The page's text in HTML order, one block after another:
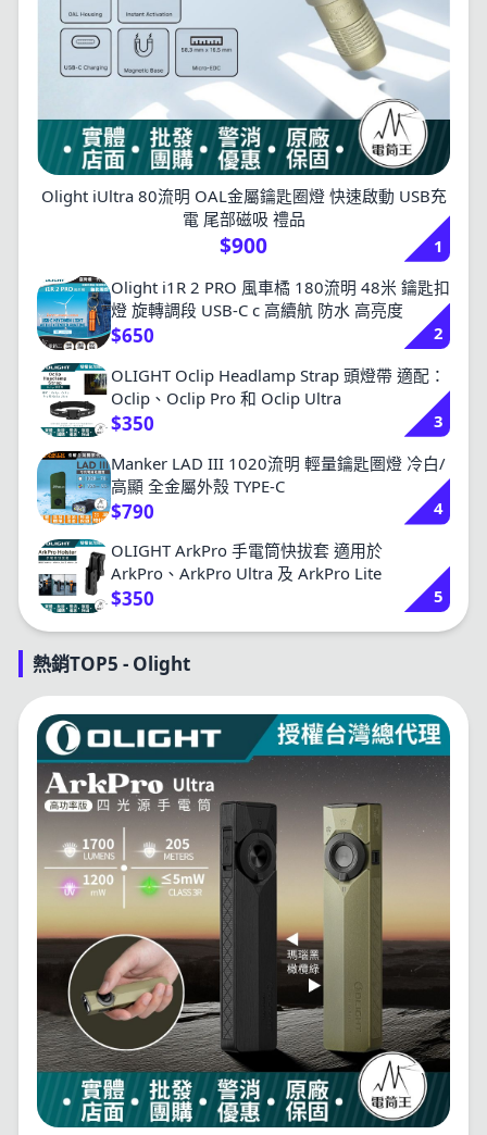
Olight iUltra 80流明 OAL金屬鑰匙圈燈 快速啟動 USB充
電 尾部磁吸 禮品
$900
1
Olight i1R 2 PRO 風車橘 180流明 48米 鑰匙扣
燈 旋轉調段 USB-C c 高續航 防水 高亮度
$650
2
OLIGHT Oclip Headlamp Strap 頭燈帶 適配：
Oclip、Oclip Pro 和 Oclip Ultra
$350
3
Manker LAD III 1020流明 輕量鑰匙圏燈 冷白/
高顯 全金屬外殼 TYPE-C
$790
4
OLIGHT ArkPro 手電筒快拔套 適用於
ArkPro、ArkPro Ultra 及 ArkPro Lite
$350 5
熱銷TOP5 - Olight